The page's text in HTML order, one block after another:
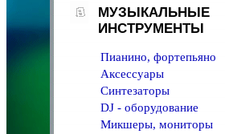
МУЗЫКАЛЬНЫЕ
ИНСТРУМЕНТЫ
Пианино, фортепьяно
Аксессуары
Синтезаторы
DJ - оборудование
Микшеры, мониторы